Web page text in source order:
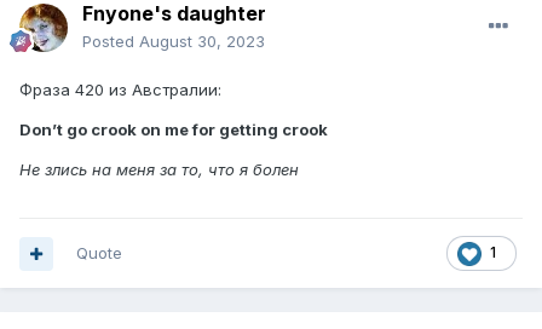
Fnyone's daughter
Posted August 30, 2023
Фраза 420 из Австралии:
Don’t go crook on me for getting crook
Не злись на меня за то, что я болен
1
Quote